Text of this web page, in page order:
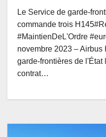
Le Service de garde-
commande trois
#MaintienDeL'Ordre
novembre 2023 –
garde-frontières de
contrat…